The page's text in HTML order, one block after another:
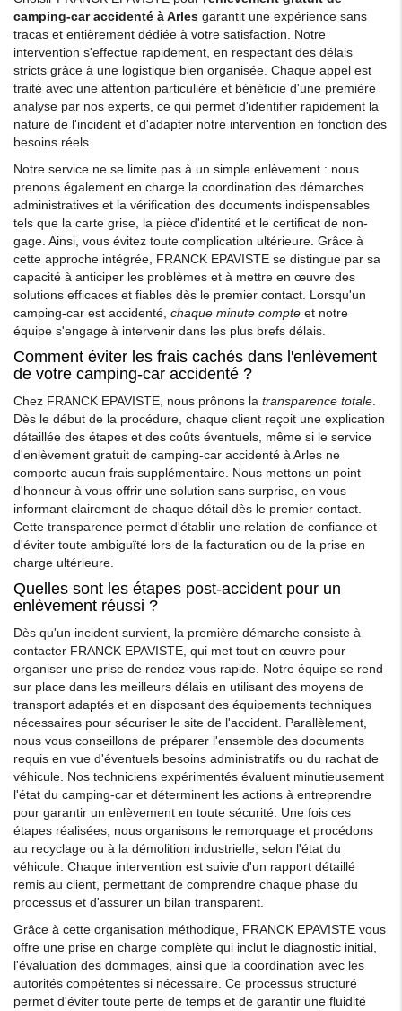
camping-car accidenté à Arles garantit une expérience sans
tracas et entièrement dédiée à votre satisfaction. Notre
intervention s'effectue rapidement, en respectant des délais
stricts grâce à une logistique bien organisée. Chaque appel est
traité avec une attention particulière et bénéficie d'une première
analyse par nos experts, ce qui permet d'identifier rapidement la
nature de l'incident et d'adapter notre intervention en fonction des
besoins réels.
Notre service ne se limite pas à un simple enlèvement : nous
prenons également en charge la coordination des démarches
administratives et la vérification des documents indispensables
tels que la carte grise, la pièce d'identité et le certificat de non-
gage. Ainsi, vous évitez toute complication ultérieure. Grâce à
cette approche intégrée, FRANCK EPAVISTE se distingue par sa
capacité à anticiper les problèmes et à mettre en œuvre des
solutions efficaces et fiables dès le premier contact. Lorsqu'un
camping-car est accidenté, chaque minute compte et notre
équipe s'engage à intervenir dans les plus brefs délais.
Comment éviter les frais cachés dans l'enlèvement
de votre camping-car accidenté ?
Chez FRANCK EPAVISTE, nous prônons la transparence totale.
Dès le début de la procédure, chaque client reçoit une explication
détaillée des étapes et des coûts éventuels, même si le service
d'enlèvement gratuit de camping-car accidenté à Arles ne
comporte aucun frais supplémentaire. Nous mettons un point
d'honneur à vous offrir une solution sans surprise, en vous
informant clairement de chaque détail dès le premier contact.
Cette transparence permet d'établir une relation de confiance et
d'éviter toute ambiguïté lors de la facturation ou de la prise en
charge ultérieure.
Quelles sont les étapes post-accident pour un
enlèvement réussi ?
Dès qu'un incident survient, la première démarche consiste à
contacter FRANCK EPAVISTE, qui met tout en œuvre pour
organiser une prise de rendez-vous rapide. Notre équipe se rend
sur place dans les meilleurs délais en utilisant des moyens de
transport adaptés et en disposant des équipements techniques
nécessaires pour sécuriser le site de l'accident. Parallèlement,
nous vous conseillons de préparer l'ensemble des documents
requis en vue d'éventuels besoins administratifs ou du rachat de
véhicule. Nos techniciens expérimentés évaluent minutieusement
l'état du camping-car et déterminent les actions à entreprendre
pour garantir un enlèvement en toute sécurité. Une fois ces
étapes réalisées, nous organisons le remorquage et procédons
au recyclage ou à la démolition industrielle, selon l'état du
véhicule. Chaque intervention est suivie d'un rapport détaillé
remis au client, permettant de comprendre chaque phase du
processus et d'assurer un bilan transparent.
Grâce à cette organisation méthodique, FRANCK EPAVISTE vous
offre une prise en charge complète qui inclut le diagnostic initial,
l'évaluation des dommages, ainsi que la coordination avec les
autorités compétentes si nécessaire. Ce processus structuré
permet d'éviter toute perte de temps et de garantir une fluidité